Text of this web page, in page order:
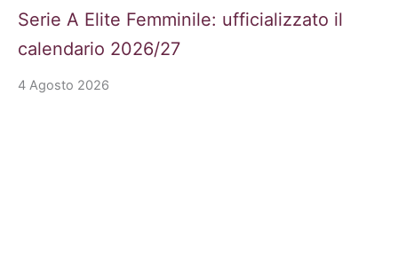
Serie A Elite Femminile: ufficializzato il
calendario 2026/27
4 Agosto 2026